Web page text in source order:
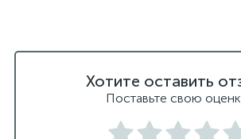
Хотите оставить
Поставьте свою